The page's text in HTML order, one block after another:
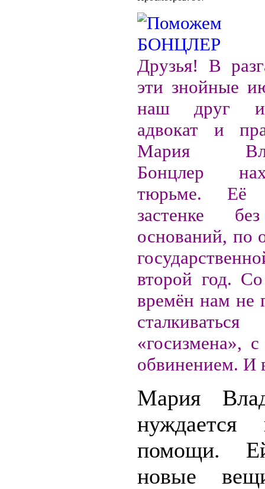
Друзья! В
эти знойные
наш друг и
адвокат и
Мария
Бонцлер
тюрьме. Её
застенке
оснований, по
второй год.
времён нам не
«госизмена»,
обвинением. И
Мария
помощи.
новые